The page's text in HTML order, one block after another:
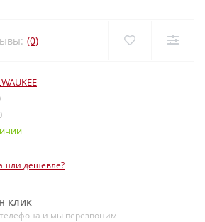
(0)
дешевле?
клик
и мы перезвоним